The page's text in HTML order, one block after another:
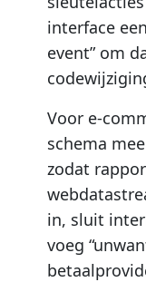
interface
event” om
Voor e-
schema
zodat
in, sluit
voeg